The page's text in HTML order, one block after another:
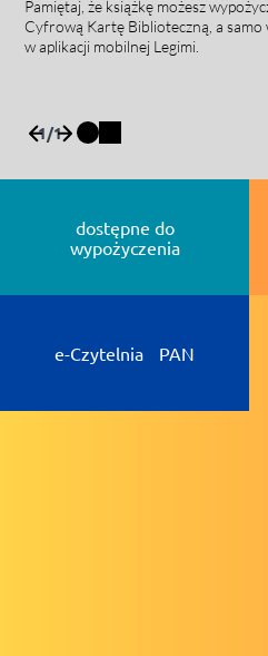
Pamiętaj, że książkę możesz
Cyfrową Kartę Biblioteczną, a samo
w aplikacji mobilnej Legimi.
1/1
dostępne do
wypożyczenia
e-Czytelnia PAN